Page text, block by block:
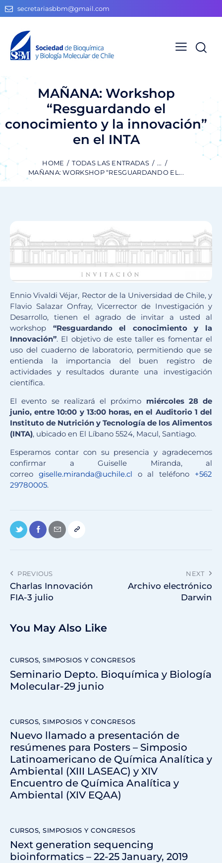
secretariasbbm@gmail.com
MAÑANA: Workshop
“Resguardando el
conocimiento y la innovación”
en el INTA
HOME TODAS LAS ENTRADAS
...
MAÑANA: WORKSHOP “RESGUARDANDO EL...
Ennio Vivaldi Véjar, Rector de la Universidad de Chile, y
Flavio Salazar Onfray, Vicerrector de Investigación y
Desarrollo, tienen el agrado de invitar a usted al
workshop “Resguardando el conocimiento y la
Innovación”. El objetivo de este taller es fomentar el
uso del cuaderno de laboratorio, permitiendo que se
entienda la importancia del buen registro de
actividades y resultados durante una investigación
científica.
El evento se realizará el próximo miércoles 28 de
junio, entre 10:00 y 13:00 horas, en el Auditorio 1 del
Instituto de Nutrición y Tecnología de los Alimentos
(INTA), ubicado en El Líbano 5524, Macul, Santiago.
Esperamos contar con su presencia y agradecemos
confirmar a Guiselle Miranda, al
correo giselle.miranda@uchile.cl o al teléfono +562
29780005.
PREVIOUS
Charlas Innovación
FIA-3 julio
NEXT
Archivo electrónico
Darwin
You May Also Like
CURSOS, SIMPOSIOS Y CONGRESOS
Seminario Depto. Bioquímica y Biología
Molecular-29 junio
CURSOS, SIMPOSIOS Y CONGRESOS
Nuevo llamado a presentación de
resúmenes para Posters – Simposio
Latinoamericano de Química Analítica y
Ambiental (XIII LASEAC) y XIV
Encuentro de Química Analítica y
Ambiental (XIV EQAA)
CURSOS, SIMPOSIOS Y CONGRESOS
Next generation sequencing
bioinformatics – 22-25 January, 2019